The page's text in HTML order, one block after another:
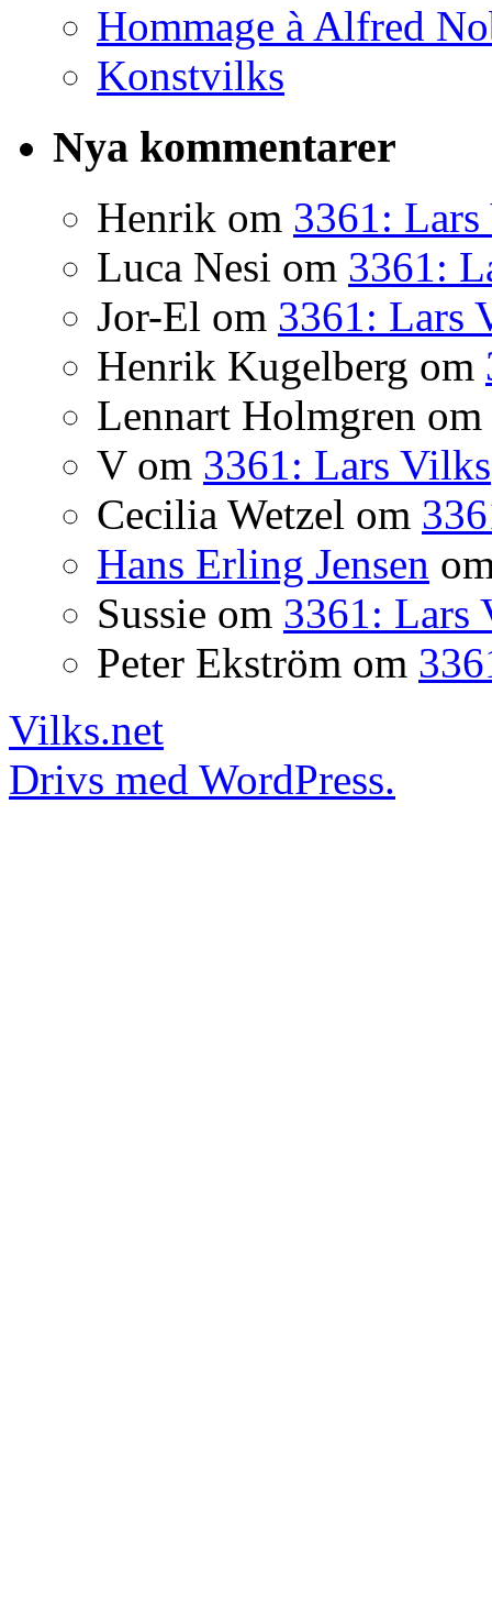
Hommage à Alfred
Konstvilks
Nya kommentarer
Henrik om 3361:
Luca Nesi om 3361:
Jor-El om 3361: Lars
Henrik Kugelberg om
Lennart Holmgren om
Vom 3361: Lars Vilks
Cecilia Wetzel om
Hans Erling Jensen
Sussie om 3361: Lars
Peter Ekström om
Vilks.net
Drivs med WordPress.